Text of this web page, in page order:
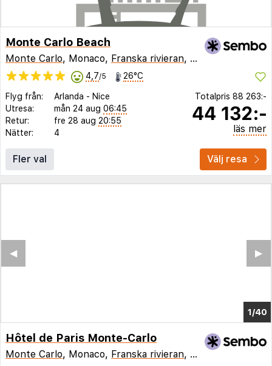
Monte Carlo Beach
Monte Carlo, Monaco, Franska rivieran, Frankrike
4,7/5 26°C
Flyg från: Arlanda - Nice
Utresa:
mån 24 aug 06:45
Retur:
fre 28 aug 20:55
Nätter:
4
Totalpris 88 263:-
44 132:-
läs mer
Fler val Välj resa
1/33
▶︎
◀︎
Hôtel de Paris Monte-Carlo
Monte Carlo, Monaco, Franska rivieran, Frankrike